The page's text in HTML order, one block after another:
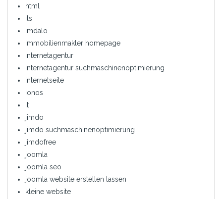
html
ils
imdalo
immobilienmakler homepage
internetagentur
internetagentur suchmaschinenoptimierung
internetseite
ionos
it
jimdo
jimdo suchmaschinenoptimierung
jimdofree
joomla
joomla seo
joomla website erstellen lassen
kleine website